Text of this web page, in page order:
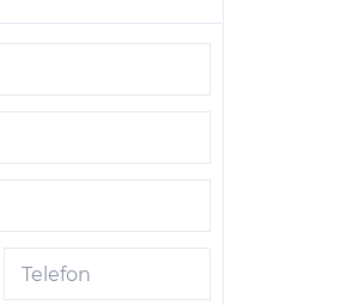
Telefon